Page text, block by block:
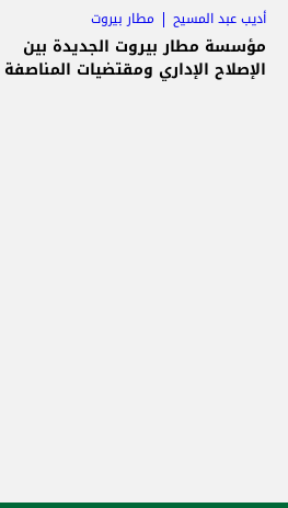
أديب عبد المسيح مطار بيروت
مؤسسة مطار بيروت الجديدة بين
الإصلاح الإداري ومقتضيات المناصفة